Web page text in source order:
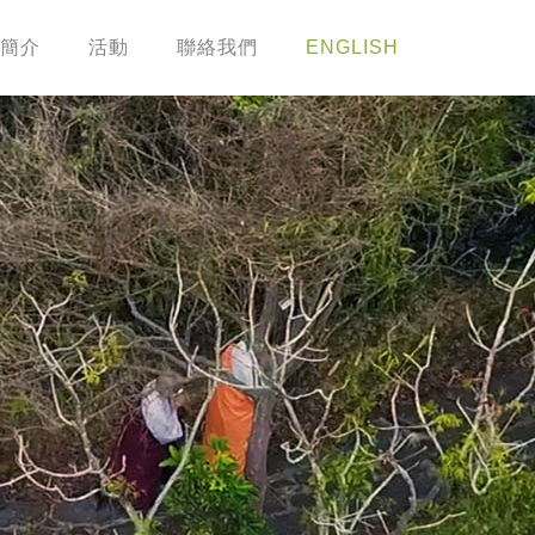
簡介 活動 聯絡我們 ENGLISH